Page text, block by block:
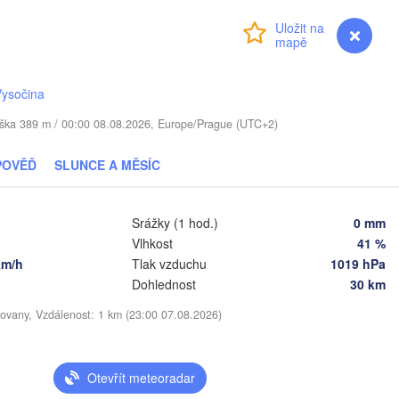
myVentusky Předpověď
389 m / 00:00 08.08.2026, Europe/Prague (UTC+2)
SLUNCE A MĚSÍC
h
Srážky (1 hod.)
0 mm
Vlhkost
41 %
Tlak vzduchu
1019 hPa
Dohlednost
30 km
Vzdálenost: 1 km (23:00 07.08.2026)
Otevřít meteoradar
(Kyiv)
Мінск
(Minsk)
Гомель
(Homieĺ)
Бабруйск
(Zhytomyr)
Чернігів
(Chernihiv)
Магілёў
(Mahilioŭ)
BĚLORUSKO